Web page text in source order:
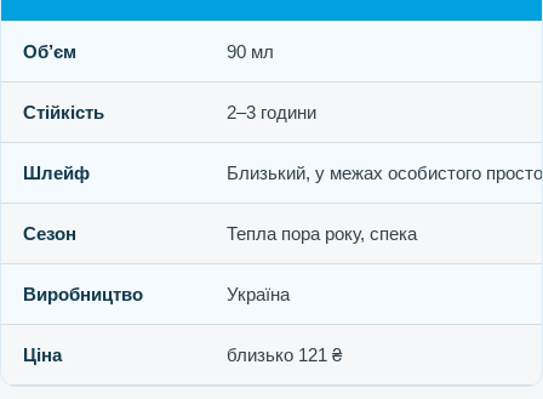
Об’єм 90 мл
Стійкість 2–3 години
Шлейф Близький, у межах особистого
Сезон Тепла пора року, спека
Виробництво Україна
Ціна близько 121 ₴